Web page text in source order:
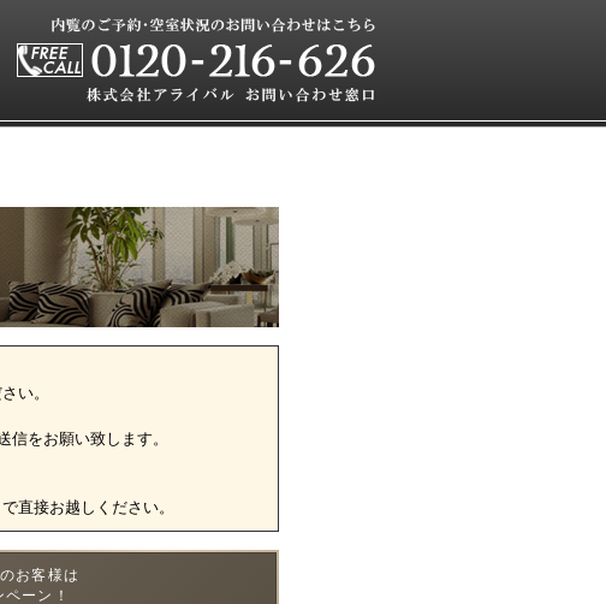
い。
をお願い致します。
直接お越しください。
お客様は
ーン！